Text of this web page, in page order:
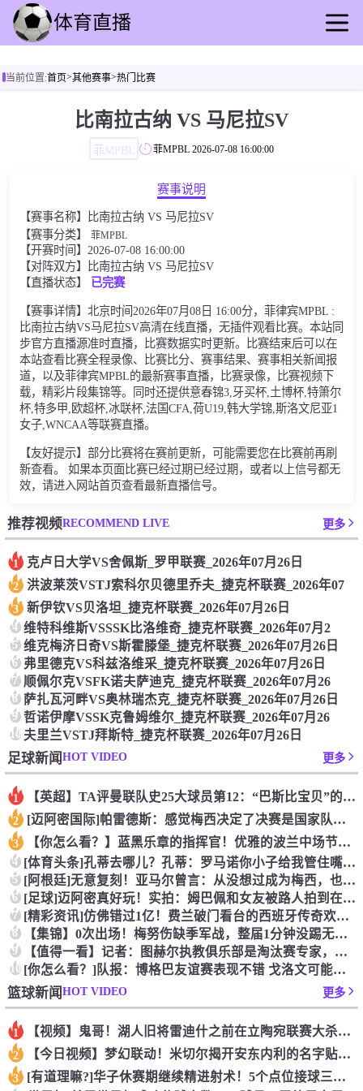
足球直播
其他赛事
当前位置:首页>其他赛事>热门比赛
比南拉古纳 VS 马尼拉SV
菲MPBL 菲MPBL 2026-07-08 16:00:00
赛事说明
【赛事名称】比南拉古纳 VS 马尼拉SV
【赛事分类】 菲MPBL
【开赛时间】2026-07-08 16:00:00
【对阵双方】比南拉古纳 VS 马尼拉SV
【直播状态】
已完赛
【赛事详情】北京时间2026年07月08日 16:00分，菲律宾MPBL :
比南拉古纳VS马尼拉SV高清在线直播，无插件观看比赛。本站同
步官方直播源准时直播，比赛数据实时更新。比赛结束后可以在
本站查看比赛全程录像、比赛比分、赛事结果、赛事相关新闻报
道，以及菲律宾MPBL的最新赛事直播，比赛录像，比赛视频下
载，精彩片段集锦等。同时还提供意春锦3,牙买杯,土博杯,特箫尔
杯,特多甲,欧超杯,冰联杯,法国CFA,荷U19,韩大学锦,斯洛文尼亚1
女子,WNCAA等联赛直播。
【友好提示】部分比赛将在赛前更新，可能需要您在比赛前再刷
新查看。 如果本页面比赛已经过期已经过期，或者以上信号都无
效，请进入网站首页查看最新直播信号。
推荐视频RECOMMEND LIVE 更多
1 克卢日大学VS舍佩斯_罗甲联赛_2026年07月26日
2 洪波莱茨VSTJ索科尔贝德里乔夫_捷克杯联赛_2026年07
3 新伊钦VS贝洛坦_捷克杯联赛_2026年07月26日
4 维特科维斯VSSSK比洛维奇_捷克杯联赛_2026年07月2
5 维克梅济日奇VS斯霍滕堡_捷克杯联赛_2026年07月26日
6 弗里德克VS科兹洛维采_捷克杯联赛_2026年07月26日
7 顺佩尔克VSFK诺夫萨迪克_捷克杯联赛_2026年07月26
8 萨扎瓦河畔VS奥林瑞杰克_捷克杯联赛_2026年07月26日
9 哲诺伊摩VSSK克鲁姆维尔_捷克杯联赛_2026年07月26
10 夫里兰VSTJ拜斯特_捷克杯联赛_2026年07月26日
足球新闻HOT VIDEO 更多
1 【英超】TA评曼联队史25大球员第12：“巴斯比宝贝”的绝佳
2 [迈阿密国际]帕雷德斯：感觉梅西决定了决赛是国家队最后一战，
3 【你怎么看？】蓝黑乐章的指挥官！优雅的波兰中场节拍器！
4 [体育头条]孔蒂去哪儿？孔蒂：罗马诺你小子给我管住嘴哈！
5 [阿根廷]无意复刻！亚马尔曾言：从没想过成为梅西，也不会穿他
6 [足球]迈阿密真好玩！实拍：姆巴佩和女友被路人拍到在夜店狂欢
7 [精彩资讯]仿佛错过1亿！费兰破门看台的西班牙传奇欢呼，拉莫
8 【集锦】0次出场！梅努伤缺季军战，整届1分钟没踢无缘世界杯首
9 【值得一看】记者：图赫尔执教俱乐部是淘汰赛专家，但在真正压力
10 [你怎么看？]队报：博格巴友谊赛表现不错 戈洛文可能加盟沙特
篮球新闻HOT VIDEO 更多
1 【视频】鬼哥！湖人旧将雷迪什之前在立陶宛联赛大杀四方
2 【今日视频】梦幻联动！米切尔揭开安东内利的名字贴纸！
3 [有道理嘛?]华子休赛期继续精进射术！5个点位接球三分全部命